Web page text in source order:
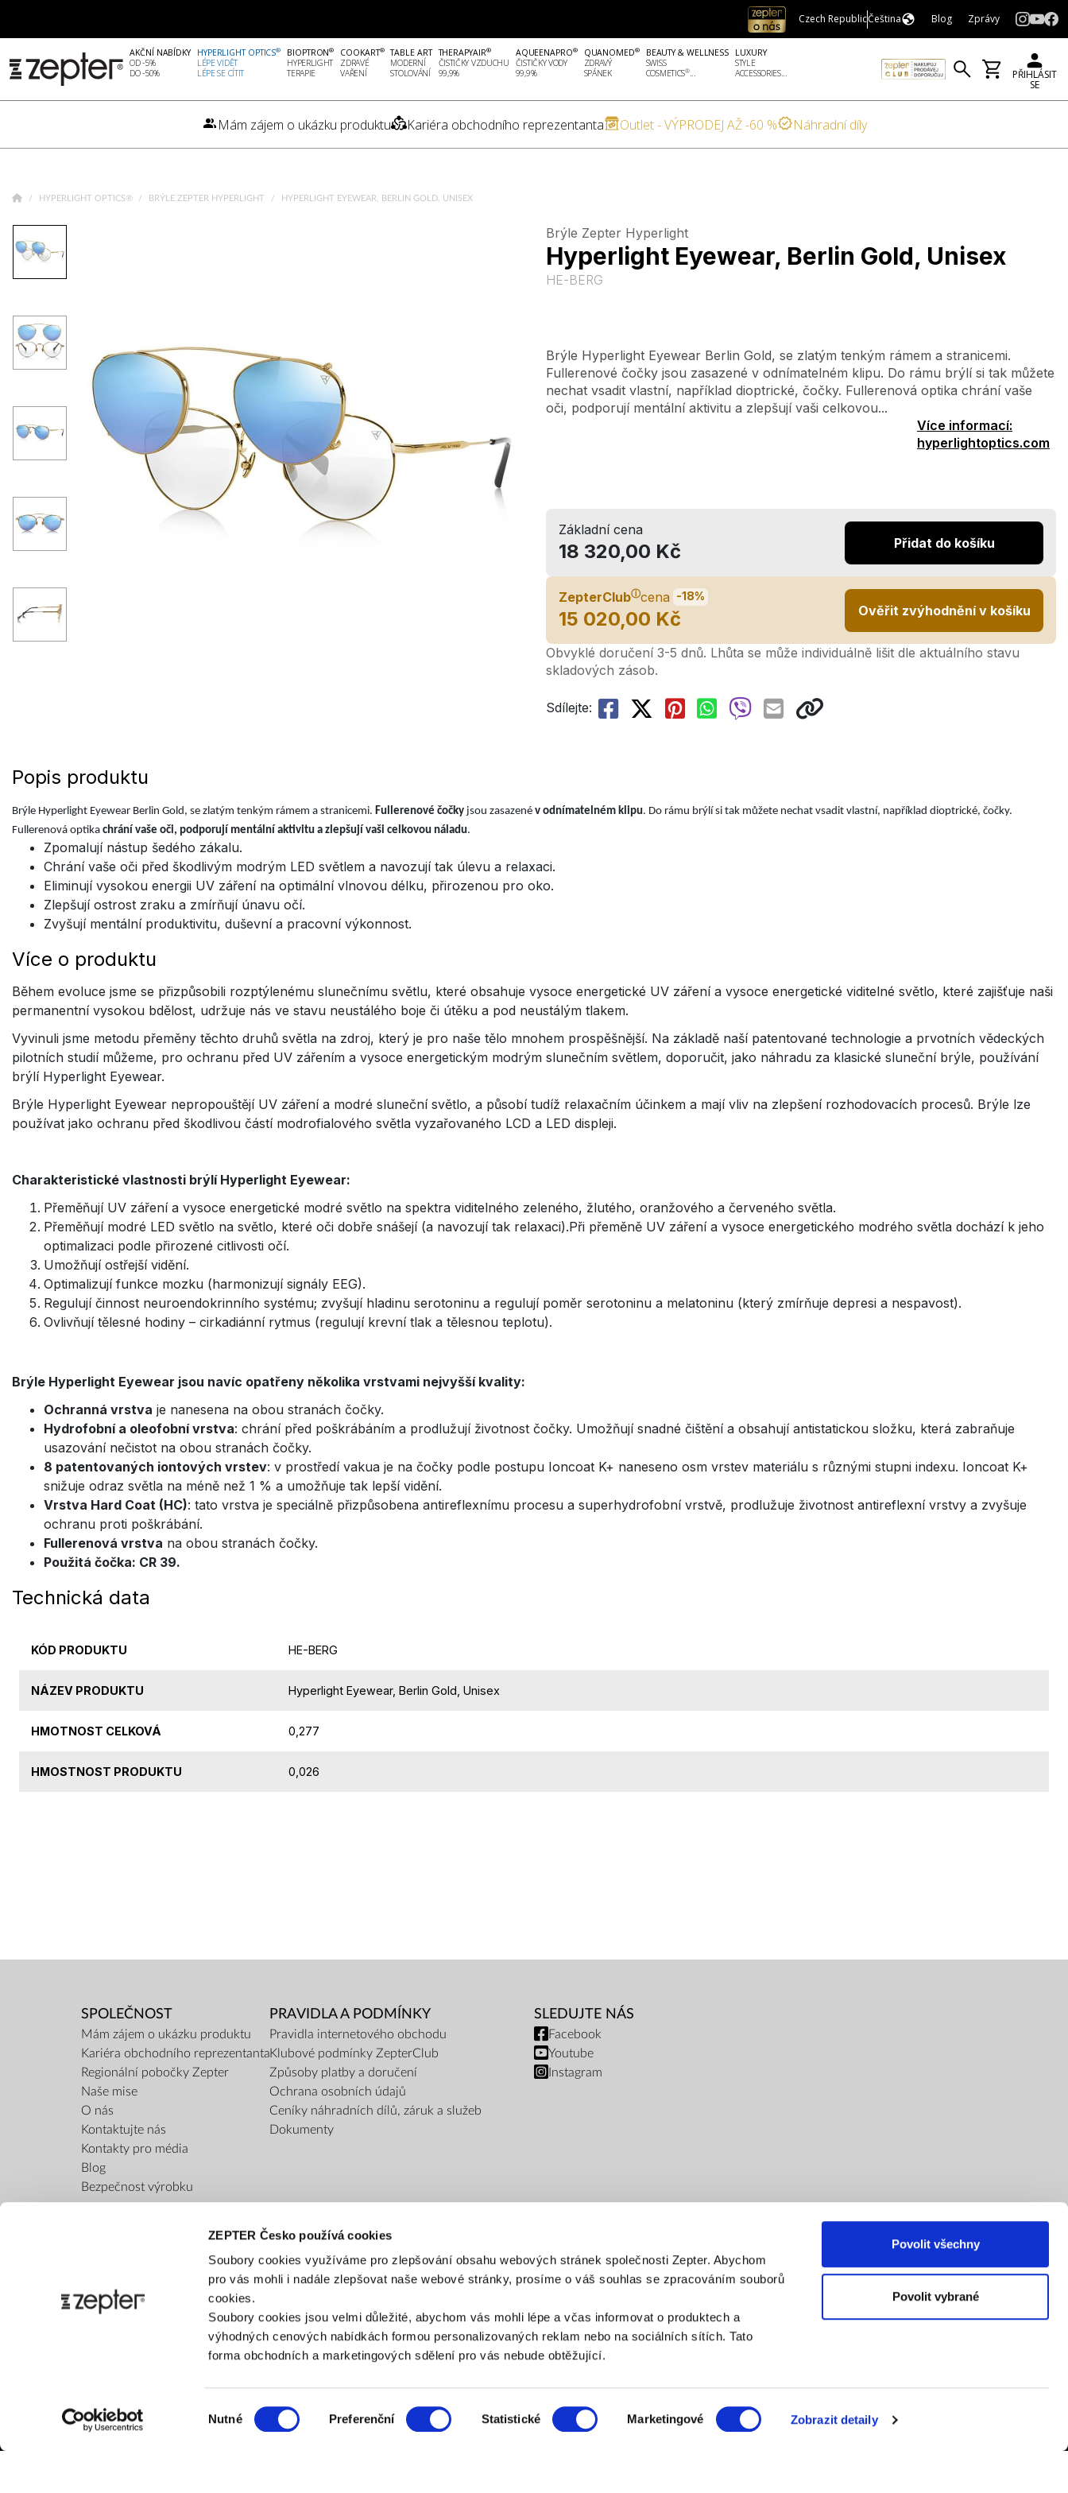
ZEPTER Česko používá cookies
Soubory cookies využíváme pro zlepšování obsahu webových stránek společnosti Zepter. Abychom
pro vás mohli i nadále zlepšovat naše webové stránky, prosíme o váš souhlas se zpracováním souborů
cookies.
Soubory cookies jsou velmi důležité, abychom vás mohli lépe a včas informovat o produktech a
výhodných cenových nabídkách formou personalizovaných reklam nebo na sociálních sítích. Tato
forma obchodních a marketingových sdělení pro vás nebude obtěžující.
souhlasu
Nutné Preferenční Statistické Marketingové Zobrazit detaily
Povolit všechny
Povolit vybrané
Czech RepublicČeština Blog Zprávy
AKČNÍ NABÍDKY
OD -5%
DO -50%
HYPERLIGHT OPTICS®
LÉPE VIDĚT
LÉPE SE CÍTIT
BIOPTRON®
HYPERLIGHT
TERAPIE
COOKART®
ZDRAVÉ
VAŘENÍ
TABLE ART
MODERNÍ
STOLOVÁNÍ
THERAPYAIR®
ČISTIČKY VZDUCHU
99,9%
AQUEENAPRO®
ČISTIČKY VODY
99,9%
QUANOMED®
ZDRAVÝ
SPÁNEK
BEAUTY & WELLNESS
SWISS
COSMETICS®...
LUXURY
STYLE
ACCESSORIES...
PŘIHLÁSIT
SE
Mám zájem o ukázku produktu Kariéra obchodního reprezentanta Outlet - VÝPRODEJ AŽ -60 % Náhradní díly
HYPERLIGHT OPTICS® BRÝLE ZEPTER HYPERLIGHT HYPERLIGHT EYEWEAR, BERLIN GOLD, UNISEX
Brýle Zepter Hyperlight
Hyperlight Eyewear, Berlin Gold, Unisex
HE-BERG
Brýle Hyperlight Eyewear Berlin Gold, se zlatým tenkým rámem a stranicemi.
Fullerenové čočky jsou zasazené v odnímatelném klipu. Do rámu brýlí si tak můžete
nechat vsadit vlastní, například dioptrické, čočky. Fullerenová optika chrání vaše
oči, podporují mentální aktivitu a zlepšují vaši celkovou...
Více informací:
hyperlightoptics.com
Základní cena
18 320,00 Kč Přidat do košíku
ZepterClubⓘcena -18%
15 020,00 Kč Ověřit zvýhodnění v košíku
Obvyklé doručení 3-5 dnů. Lhůta se může individuálně lišit dle aktuálního stavu
skladových zásob.
Sdílejte:
Popis produktu
Brýle Hyperlight Eyewear Berlin Gold, se zlatým tenkým rámem a stranicemi. Fullerenové čočky jsou zasazené v odnímatelném klipu. Do rámu brýlí si tak můžete nechat vsadit vlastní, například dioptrické, čočky.
Fullerenová optika chrání vaše oči, podporují mentální aktivitu a zlepšují vaši celkovou náladu.
Zpomalují nástup šedého zákalu.
Chrání vaše oči před škodlivým modrým LED světlem a navozují tak úlevu a relaxaci.
Eliminují vysokou energii UV záření na optimální vlnovou délku, přirozenou pro oko.
Zlepšují ostrost zraku a zmírňují únavu očí.
Zvyšují mentální produktivitu, duševní a pracovní výkonnost.
Více o produktu
Během evoluce jsme se přizpůsobili rozptýlenému slunečnímu světlu, které obsahuje vysoce energetické UV záření a vysoce energetické viditelné světlo, které zajišťuje naši
permanentní vysokou bdělost, udržuje nás ve stavu neustálého boje či útěku a pod neustálým tlakem.
Vyvinuli jsme metodu přeměny těchto druhů světla na zdroj, který je pro naše tělo mnohem prospěšnější. Na základě naší patentované technologie a prvotních vědeckých
pilotních studií můžeme, pro ochranu před UV zářením a vysoce energetickým modrým slunečním světlem, doporučit, jako náhradu za klasické sluneční brýle, používání
brýlí Hyperlight Eyewear.
Brýle Hyperlight Eyewear nepropouštějí UV záření a modré sluneční světlo, a působí tudíž relaxačním účinkem a mají vliv na zlepšení rozhodovacích procesů. Brýle lze
používat jako ochranu před škodlivou částí modrofialového světla vyzařovaného LCD a LED displeji.
Charakteristické vlastnosti brýlí Hyperlight Eyewear:
Přeměňují UV záření a vysoce energetické modré světlo na spektra viditelného zeleného, žlutého, oranžového a červeného světla.
Přeměňují modré LED světlo na světlo, které oči dobře snášejí (a navozují tak relaxaci).Při přeměně UV záření a vysoce energetického modrého světla dochází k jeho
optimalizaci podle přirozené citlivosti očí.
Umožňují ostřejší vidění.
Optimalizují funkce mozku (harmonizují signály EEG).
Regulují činnost neuroendokrinního systému; zvyšují hladinu serotoninu a regulují poměr serotoninu a melatoninu (který zmírňuje depresi a nespavost).
Ovlivňují tělesné hodiny – cirkadiánní rytmus (regulují krevní tlak a tělesnou teplotu).
Brýle Hyperlight Eyewear jsou navíc opatřeny několika vrstvami nejvyšší kvality:
Ochranná vrstva je nanesena na obou stranách čočky.
Hydrofobní a oleofobní vrstva: chrání před poškrábáním a prodlužují životnost čočky. Umožňují snadné čištění a obsahují antistatickou složku, která zabraňuje
usazování nečistot na obou stranách čočky.
8 patentovaných iontových vrstev: v prostředí vakua je na čočky podle postupu Ioncoat K+ naneseno osm vrstev materiálu s různými stupni indexu. Ioncoat K+
snižuje odraz světla na méně než 1 % a umožňuje tak lepší vidění.
Vrstva Hard Coat (HC): tato vrstva je speciálně přizpůsobena antireflexnímu procesu a superhydrofobní vrstvě, prodlužuje životnost antireflexní vrstvy a zvyšuje
ochranu proti poškrábání.
Fullerenová vrstva na obou stranách čočky.
Použitá čočka: CR 39.
Technická data
KÓD PRODUKTU HE-BERG
NÁZEV PRODUKTU Hyperlight Eyewear, Berlin Gold, Unisex
HMOTNOST CELKOVÁ 0,277
HMOSTNOST PRODUKTU 0,026
SPOLEČNOST
Mám zájem o ukázku produktu
Kariéra obchodního reprezentanta
Regionální pobočky Zepter
Naše mise
O nás
Kontaktujte nás
Kontakty pro média
Blog
Bezpečnost výrobku
PRAVIDLA A PODMÍNKY
Pravidla internetového obchodu
Klubové podmínky ZepterClub
Způsoby platby a doručení
Ochrana osobních údajů
Ceníky náhradních dílů, záruk a služeb
Dokumenty
SLEDUJTE NÁS
Facebook
Youtube
Instagram
Platba bankovním převodem Platba na dobírku